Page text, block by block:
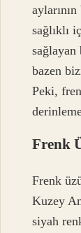
sağlıklı
bazen
Peki,
Frenk
Frenk
Kuzey
siyah